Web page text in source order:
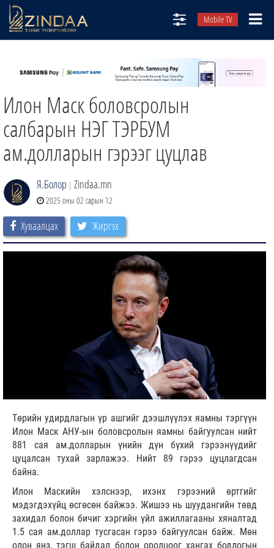
Mobile TV
ТВ8
ӨГЛӨӨНИЙ СОНИН
АУДИО ЗОХИОЛ
ЗИНДАА СЭТГҮҮЛ
Илон Маск боловсролын
салбарын НЭГ ТЭРБУМ
ам.долларын гэрээг цуцлав
Я.Болор | Zindaa.mn
2025 оны 02 сарын 12
Хуваалцах Жиргэх
Төрийн удирдлагын үр ашгийг дээшлүүлэх яамны тэргүүн
Илон Маск АНУ-ын боловсролын яамны байгуулсан нийт
881 сая ам.долларын үнийн дүн бүхий гэрээнүүдийг
цуцалсан тухай зарлажээ. Нийт 89 гэрээ цуцлагдсан
байна.
Илон Маскийн хэлснээр, ихэнх гэрээний өртгийг
мэдэгдэхүйц өсгөсөн байжээ. Жишээ нь шуудангийн төвд
захидал болон бичиг хэргийн үйл ажиллагааны хяналтад
1.5 сая ам.доллар тусгасан гэрээ байгуулсан байж. Мөн
олон янз, тэгш байдал болон оролцоог хангах бодлогын